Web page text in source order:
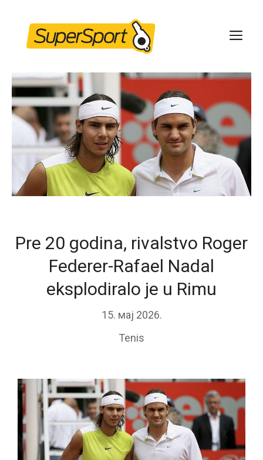
content
Pre 20 godina, rivalstvo Roger
Federer-Rafael Nadal
eksplodiralo je u Rimu
15. мај 2026.
Tenis